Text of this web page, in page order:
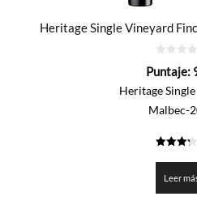
Heritage Single Vineyard
de
Puntaje:
Heritage
Malbec-
de 5
Leer